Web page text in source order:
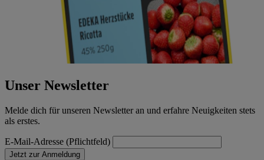
Unser Newsletter
Melde dich für unseren Newsletter an und erfahre Neuigkeiten stets
als erstes.
E-Mail-Adresse (Pflichtfeld)
Jetzt zur Anmeldung